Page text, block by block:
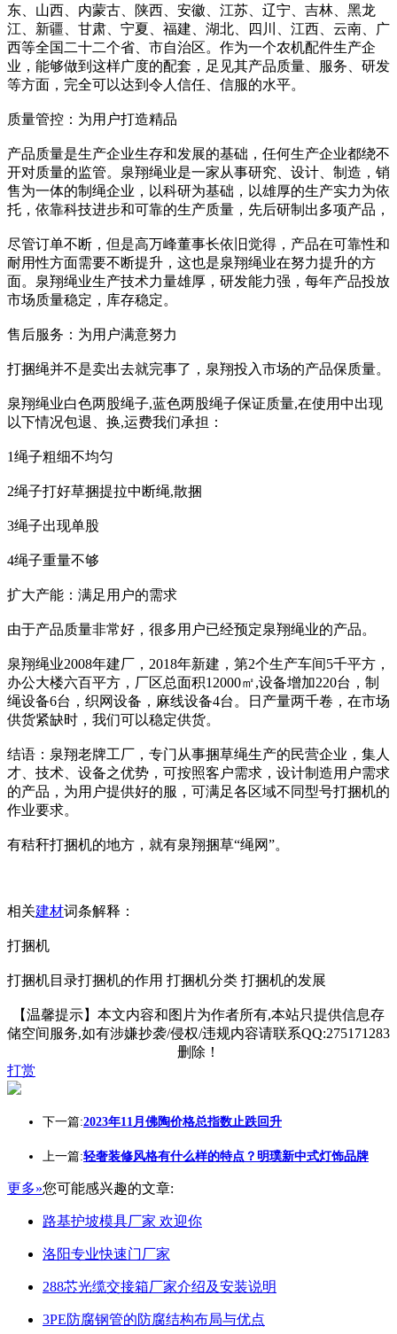
东、山西、内蒙古、陕西、安徽、江苏、辽宁、吉林、黑龙
江、新疆、甘肃、宁夏、福建、湖北、四川、江西、云南、广
西等全国二十二个省、市自治区。作为一个农机配件生产企
业，能够做到这样广度的配套，足见其产品质量、服务、研发
等方面，完全可以达到令人信任、信服的水平。
质量管控：为用户打造精品
产品质量是生产企业生存和发展的基础，任何生产企业都绕不
开对质量的监管。泉翔绳业是一家从事研究、设计、制造，销
售为一体的制绳企业，以科研为基础，以雄厚的生产实力为依
托，依靠科技进步和可靠的生产质量，先后研制出多项产品，
尽管订单不断，但是高万峰董事长依旧觉得，产品在可靠性和
耐用性方面需要不断提升，这也是泉翔绳业在努力提升的方
面。泉翔绳业生产技术力量雄厚，研发能力强，每年产品投放
市场质量稳定，库存稳定。
售后服务：为用户满意努力
打捆绳并不是卖出去就完事了，泉翔投入市场的产品保质量。
泉翔绳业白色两股绳子,蓝色两股绳子保证质量,在使用中出现
以下情况包退、换,运费我们承担：
1绳子粗细不均匀
2绳子打好草捆提拉中断绳,散捆
3绳子出现单股
4绳子重量不够
扩大产能：满足用户的需求
由于产品质量非常好，很多用户已经预定泉翔绳业的产品。
泉翔绳业2008年建厂，2018年新建，第2个生产车间5千平方，
办公大楼六百平方，厂区总面积12000㎡,设备增加220台，制
绳设备6台，织网设备，麻线设备4台。日产量两千卷，在市场
供货紧缺时，我们可以稳定供货。
结语：泉翔老牌工厂，专门从事捆草绳生产的民营企业，集人
才、技术、设备之优势，可按照客户需求，设计制造用户需求
的产品，为用户提供好的服，可满足各区域不同型号打捆机的
作业要求。
有秸秆打捆机的地方，就有泉翔捆草“绳网”。
相关建材词条解释：
打捆机
打捆机目录打捆机的作用 打捆机分类 打捆机的发展
【温馨提示】本文内容和图片为作者所有,本站只提供信息存
储空间服务,如有涉嫌抄袭/侵权/违规内容请联系QQ:275171283
删除！
打赏
下一篇:2023年11月佛陶价格总指数止跌回升
上一篇:轻奢装修风格有什么样的特点？明璞新中式灯饰品牌
更多»您可能感兴趣的文章:
路基护坡模具厂家 欢迎你
洛阳专业快速门厂家
288芯光缆交接箱厂家介绍及安装说明
3PE防腐钢管的防腐结构布局与优点